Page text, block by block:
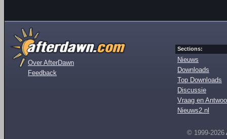
Over AfterDawn
Feedback
Sections:
Nieuws
Downloads
Top Downloads
Discussie
Vraag en
Nieuws2.nl
© 1999-2026